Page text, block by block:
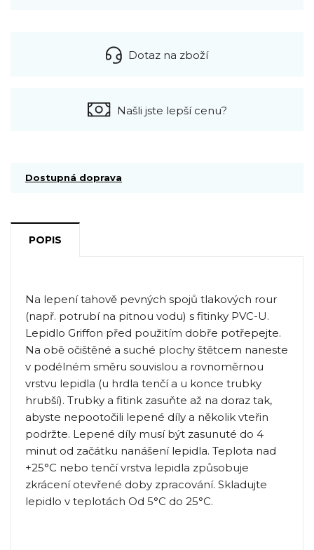
Dotaz na zboží
Našli jste lepší cenu?
Dostupná doprava
POPIS
Na lepení tahově pevných spojů tlakových rour
(např. potrubí na pitnou vodu) s fitinky PVC-U.
Lepidlo Griffon před použitím dobře potřepejte.
Na obě očištěné a suché plochy štětcem naneste
v podélném směru souvislou a rovnoměrnou
vrstvu lepidla (u hrdla tenčí a u konce trubky
hrubší). Trubky a fitink zasuňte až na doraz tak,
abyste nepootočili lepené díly a několik vteřin
podržte. Lepené díly musí být zasunuté do 4
minut od začátku nanášení lepidla. Teplota nad
+25°C nebo tenčí vrstva lepidla způsobuje
zkrácení otevřené doby zpracování. Skladujte
lepidlo v teplotách Od 5°C do 25°C.